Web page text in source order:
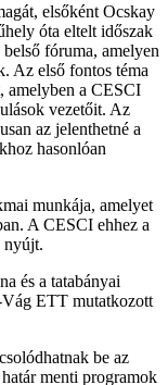
elsőként Ocskay
óta eltelt időszak
fóruma, amelyen
Az első fontos téma
amelyben a CESCI
vezetőit. Az
az jelenthetné a
hasonlóan
munkája, amelyet
A CESCI ehhez a
nyújt.
és a tatabányai
Vág ETT mutatkozott
be az
menti programok